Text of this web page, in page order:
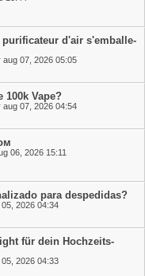
d'air s'emballe-
aug 07, 2026 05:05
100k Vape?
aug 07, 2026 04:54
06, 2026 15:11
para despedidas?
2026 04:34
für dein Hochzeits-
2026 04:33